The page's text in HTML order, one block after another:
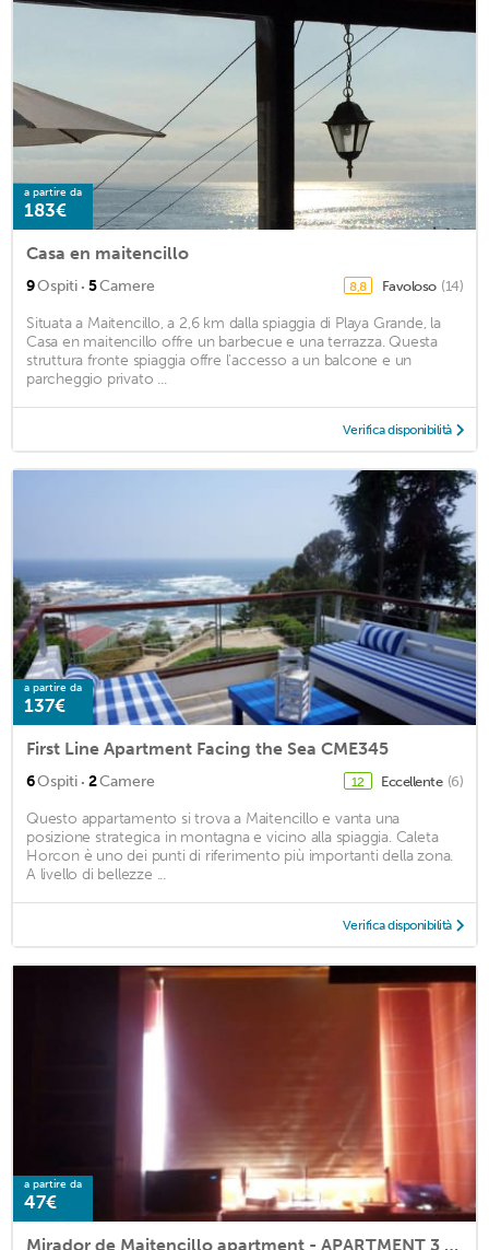
a partire da
183€
Casa en maitencillo
9Ospiti · 5Camere 8,8 Favoloso (14)
Situata a Maitencillo, a 2,6 km dalla spiaggia di Playa Grande, la
Casa en maitencillo offre un barbecue e una terrazza. Questa
struttura fronte spiaggia offre l'accesso a un balcone e un
parcheggio privato ...
Verifica disponibilità
a partire da
137€
First Line Apartment Facing the Sea CME345
6Ospiti · 2Camere 12 Eccellente (6)
Questo appartamento si trova a Maitencillo e vanta una
posizione strategica in montagna e vicino alla spiaggia. Caleta
Horcon è uno dei punti di riferimento più importanti della zona.
A livello di bellezze ...
Verifica disponibilità
a partire da
47€
Mirador de Maitencillo apartment - APARTMENT 3 for 2 people